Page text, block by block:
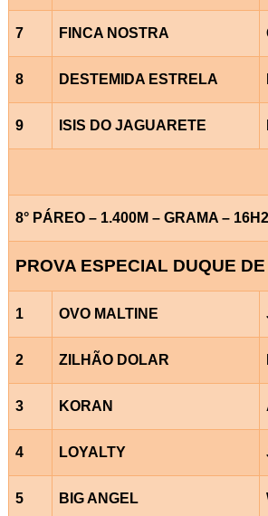
7 FINCA NOSTRA
8 DESTEMIDA ESTRELA
9 ISIS DO JAGUARETE
8° PÁREO – 1.400M – GRAMA –
PROVA ESPECIAL DUQUE
1 OVO MALTINE
2 ZILHÃO DOLAR
3 KORAN
4 LOYALTY
5 BIG ANGEL